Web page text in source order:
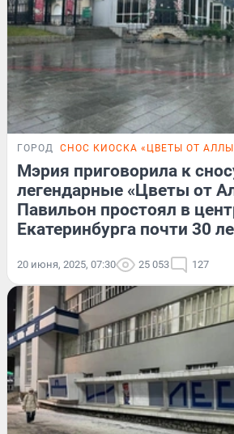
ГОРОД СНОС КИОСКА «ЦВЕТЫ ОТ
Мэрия приговорила к
легендарные «Цветы от
Павильон простоял в
Екатеринбурга почти 30
20 июня, 2025, 07:30 25 053 127